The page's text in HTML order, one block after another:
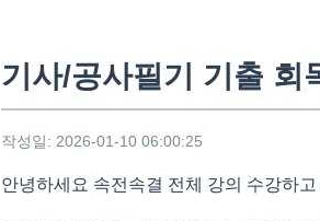
기사/공사필기 기출 회
작성일: 2026-01-10 06:00:25
안녕하세요 속전속결 전체 강의 수강하